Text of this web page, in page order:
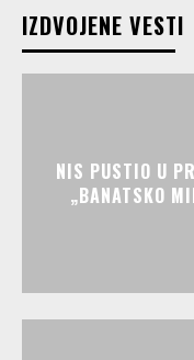
IZDVOJENE VESTI
NIS PUSTIO U
„BANATSKO